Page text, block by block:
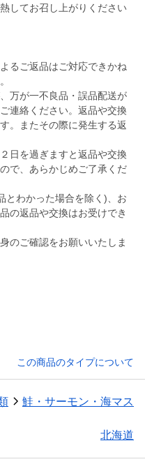
してお召し上がりください
るご返品はご対応できかね
万が一不良品・誤品配送が
連絡ください。返品や交換
。またその際に発生する返
日を過ぎますと返品や交換
で、あらかじめご了承くだ
とわかった場合を除く)、お
の返品や交換はお受けでき
のご確認をお願いいたしま
この商品のタイプについて
鮭・サーモン・海マス
北海道